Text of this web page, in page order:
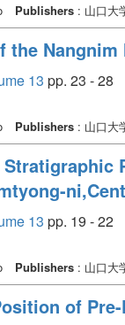
Publishers: 山口大
the Nangnim
13 pp. 23 - 28
Publishers: 山口大
13 pp. 19 - 22
Publishers: 山口大
of